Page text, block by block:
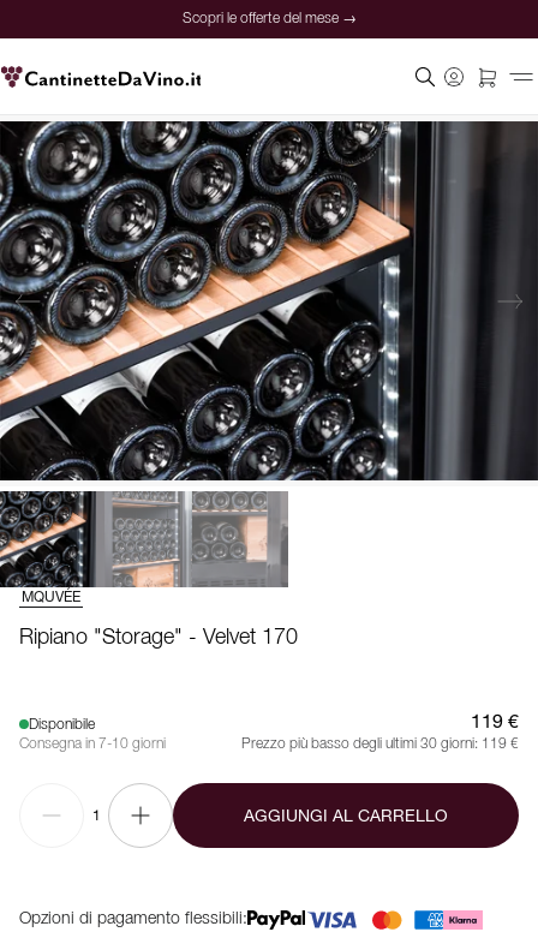
Scopri le offerte del mese →
MQUVÉE
Ripiano "Storage" - Velvet 170
Disponibile
Consegna in 7-10 giorni
119 €
Prezzo più basso degli ultimi 30 giorni: 119 €
1 AGGIUNGI AL CARRELLO
Opzioni di pagamento flessibili: